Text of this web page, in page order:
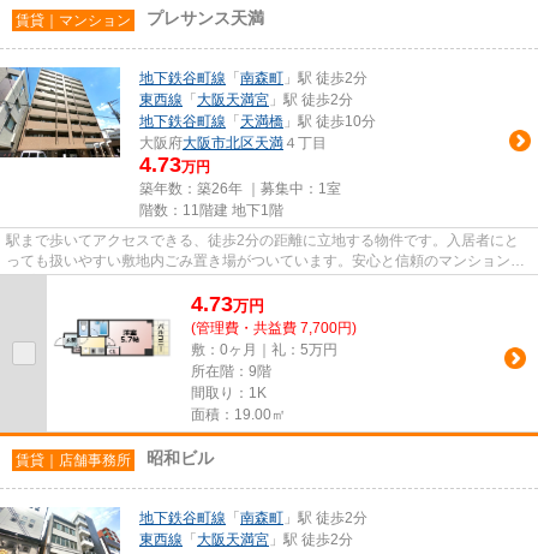
賃貸｜マンション プレサンス天満
地下鉄谷町線 「 南森町 」駅 徒歩2分
東西線 「 大阪天満宮 」駅 徒歩2分
地下鉄谷町線 「 天満橋 」駅 徒歩10分
大阪府大阪市北区天満 ４丁目
4.73万円
築年数：築26年 ｜募集中： 1室
階数：11階建 地下1階
駅まで歩いてアクセスできる、徒歩2分の距離に立地する物件です。入居者にと
っても扱いやすい敷地内ごみ置き場がついています。安心と信頼のマンションタ
4.73万円
(管理費・共益費 7,700円)
敷：0ヶ月｜礼：5万円
所在階：9階
間取り：1K
面積：19.00㎡
賃貸｜店舗事務所 昭和ビル
地下鉄谷町線 「 南森町 」駅 徒歩2分
東西線 「 大阪天満宮 」駅 徒歩2分